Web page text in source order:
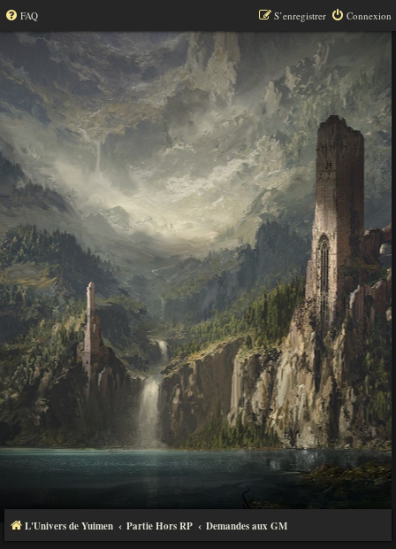
FAQ Connexion
S’enregistrer
L'Univers de Yuimen Partie Hors RP Demandes aux GM